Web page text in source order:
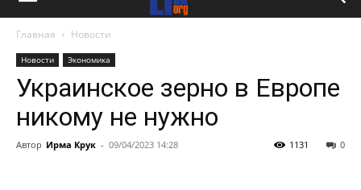
Главная Новости
Новости Экономика
Украинское зерно в Европе
никому не нужно
Автор Ирма Крук - 09/04/2023 14:28 0
1131